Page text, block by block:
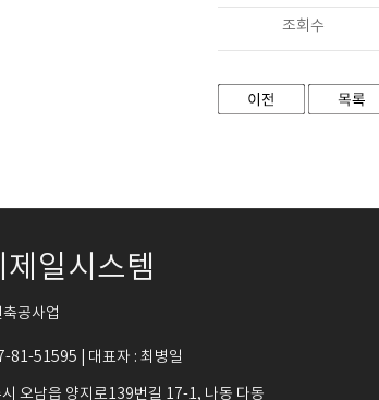
조회수
일시스템
공사업
81-51595 | 대표자 : 최병일
오남읍 양지로139번길 17-1, 나동 다동